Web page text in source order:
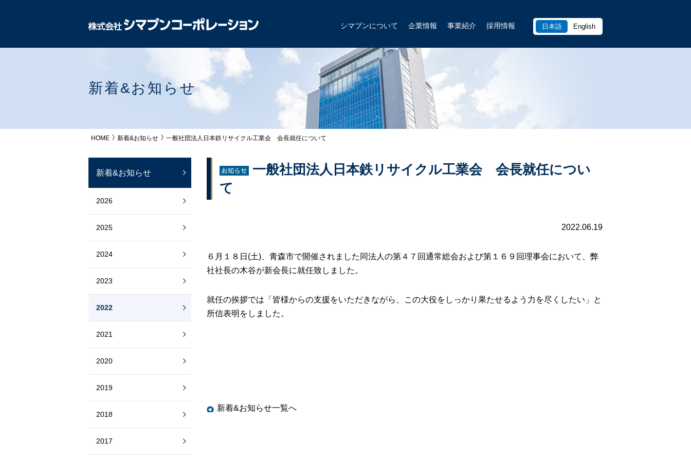
シマブンについて 企業情報 事業紹介 採用情報 日本語 English
新着&お知らせ
HOME 新着&お知らせ 一般社団法人日本鉄リサイクル工業会 会長就任について
一般社団法人日本鉄リサイクル工業会 会長就任につい
て
2022.06.19
６月１８日(土)、青森市で開催されました同法人の第４７回通常総会および第１６９回理事会において、弊
社社長の木谷が新会長に就任致しました。
就任の挨拶では「皆様からの支援をいただきながら、この大役をしっかり果たせるよう力を尽くしたい」と
所信表明をしました。
新着&お知らせ一覧へ
新着&お知らせ
2026
2025
2024
2023
2022
2021
2020
2019
2018
2017